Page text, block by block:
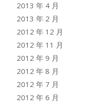
2013 年 4 月
2013 年 2 月
2012 年 12 月
2012 年 11 月
2012 年 9 月
2012 年 8 月
2012 年 7 月
2012 年 6 月